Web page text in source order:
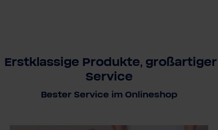
Erstklassige Produkte, großartiger
Service
Bester Service im Onlineshop